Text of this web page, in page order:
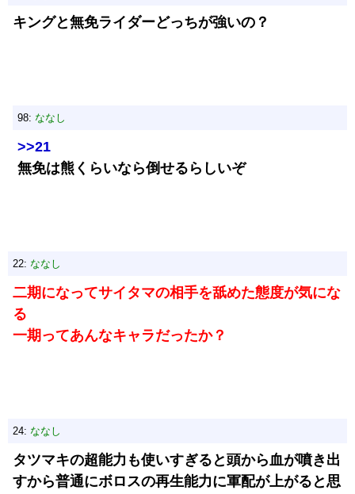
キングと無免ライダーどっちが強いの？
98: ななし
>>21
無免は熊くらいなら倒せるらしいぞ
22: ななし
二期になってサイタマの相手を舐めた態度が気にな
る
一期ってあんなキャラだったか？
24: ななし
タツマキの超能力も使いすぎると頭から血が噴き出
すから普通にボロスの再生能力に軍配が上がると思